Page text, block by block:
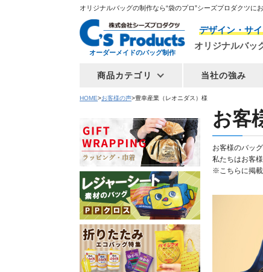
オリジナルバッグの制作なら“袋のプロ”シーズプロダクツに
オーダーメイドのバッグ制作
デザイン・サ
オリジナルバッ
商品カテゴリ 当社の強み
HOME お客様の声 豊幸産業（レオニダス）様
お客
お客様のバッ
私たちはお客
※こちらに掲載